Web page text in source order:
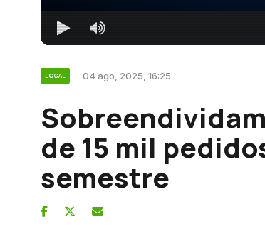
LOCAL 04 ago, 2025, 16:25
de 15 mil
semestre